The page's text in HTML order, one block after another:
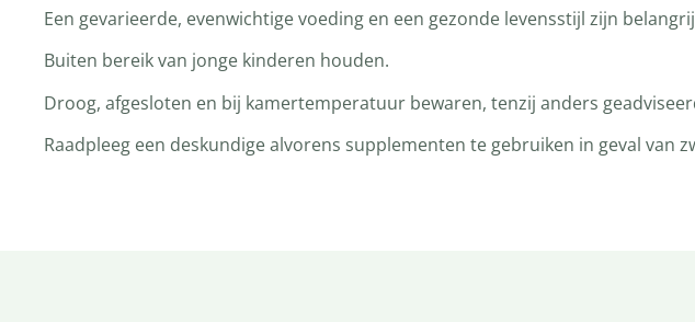
Een gevarieerde, evenwichtige voeding en een gezonde levensstijl zijn
Buiten bereik van jonge kinderen houden.
Droog, afgesloten en bij kamertemperatuur bewaren, tenzij anders
Raadpleeg een deskundige alvorens supplementen te gebruiken in geval van